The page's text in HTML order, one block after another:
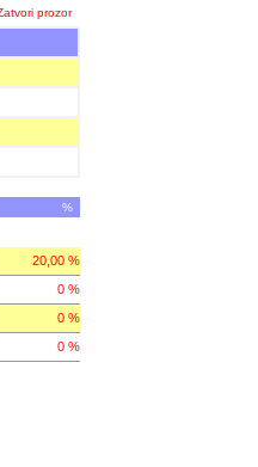
prozor
%
20,00 %
0 %
0 %
0 %